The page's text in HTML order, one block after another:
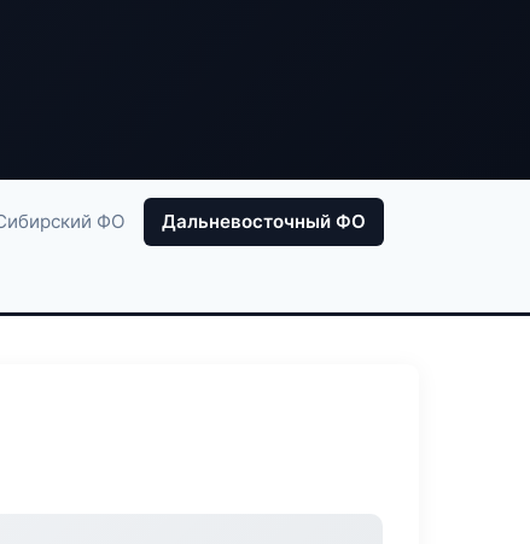
ФО Дальневосточный ФО